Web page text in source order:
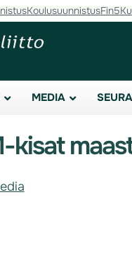
KoulusuunnistusFin5
MEDIA
kisat